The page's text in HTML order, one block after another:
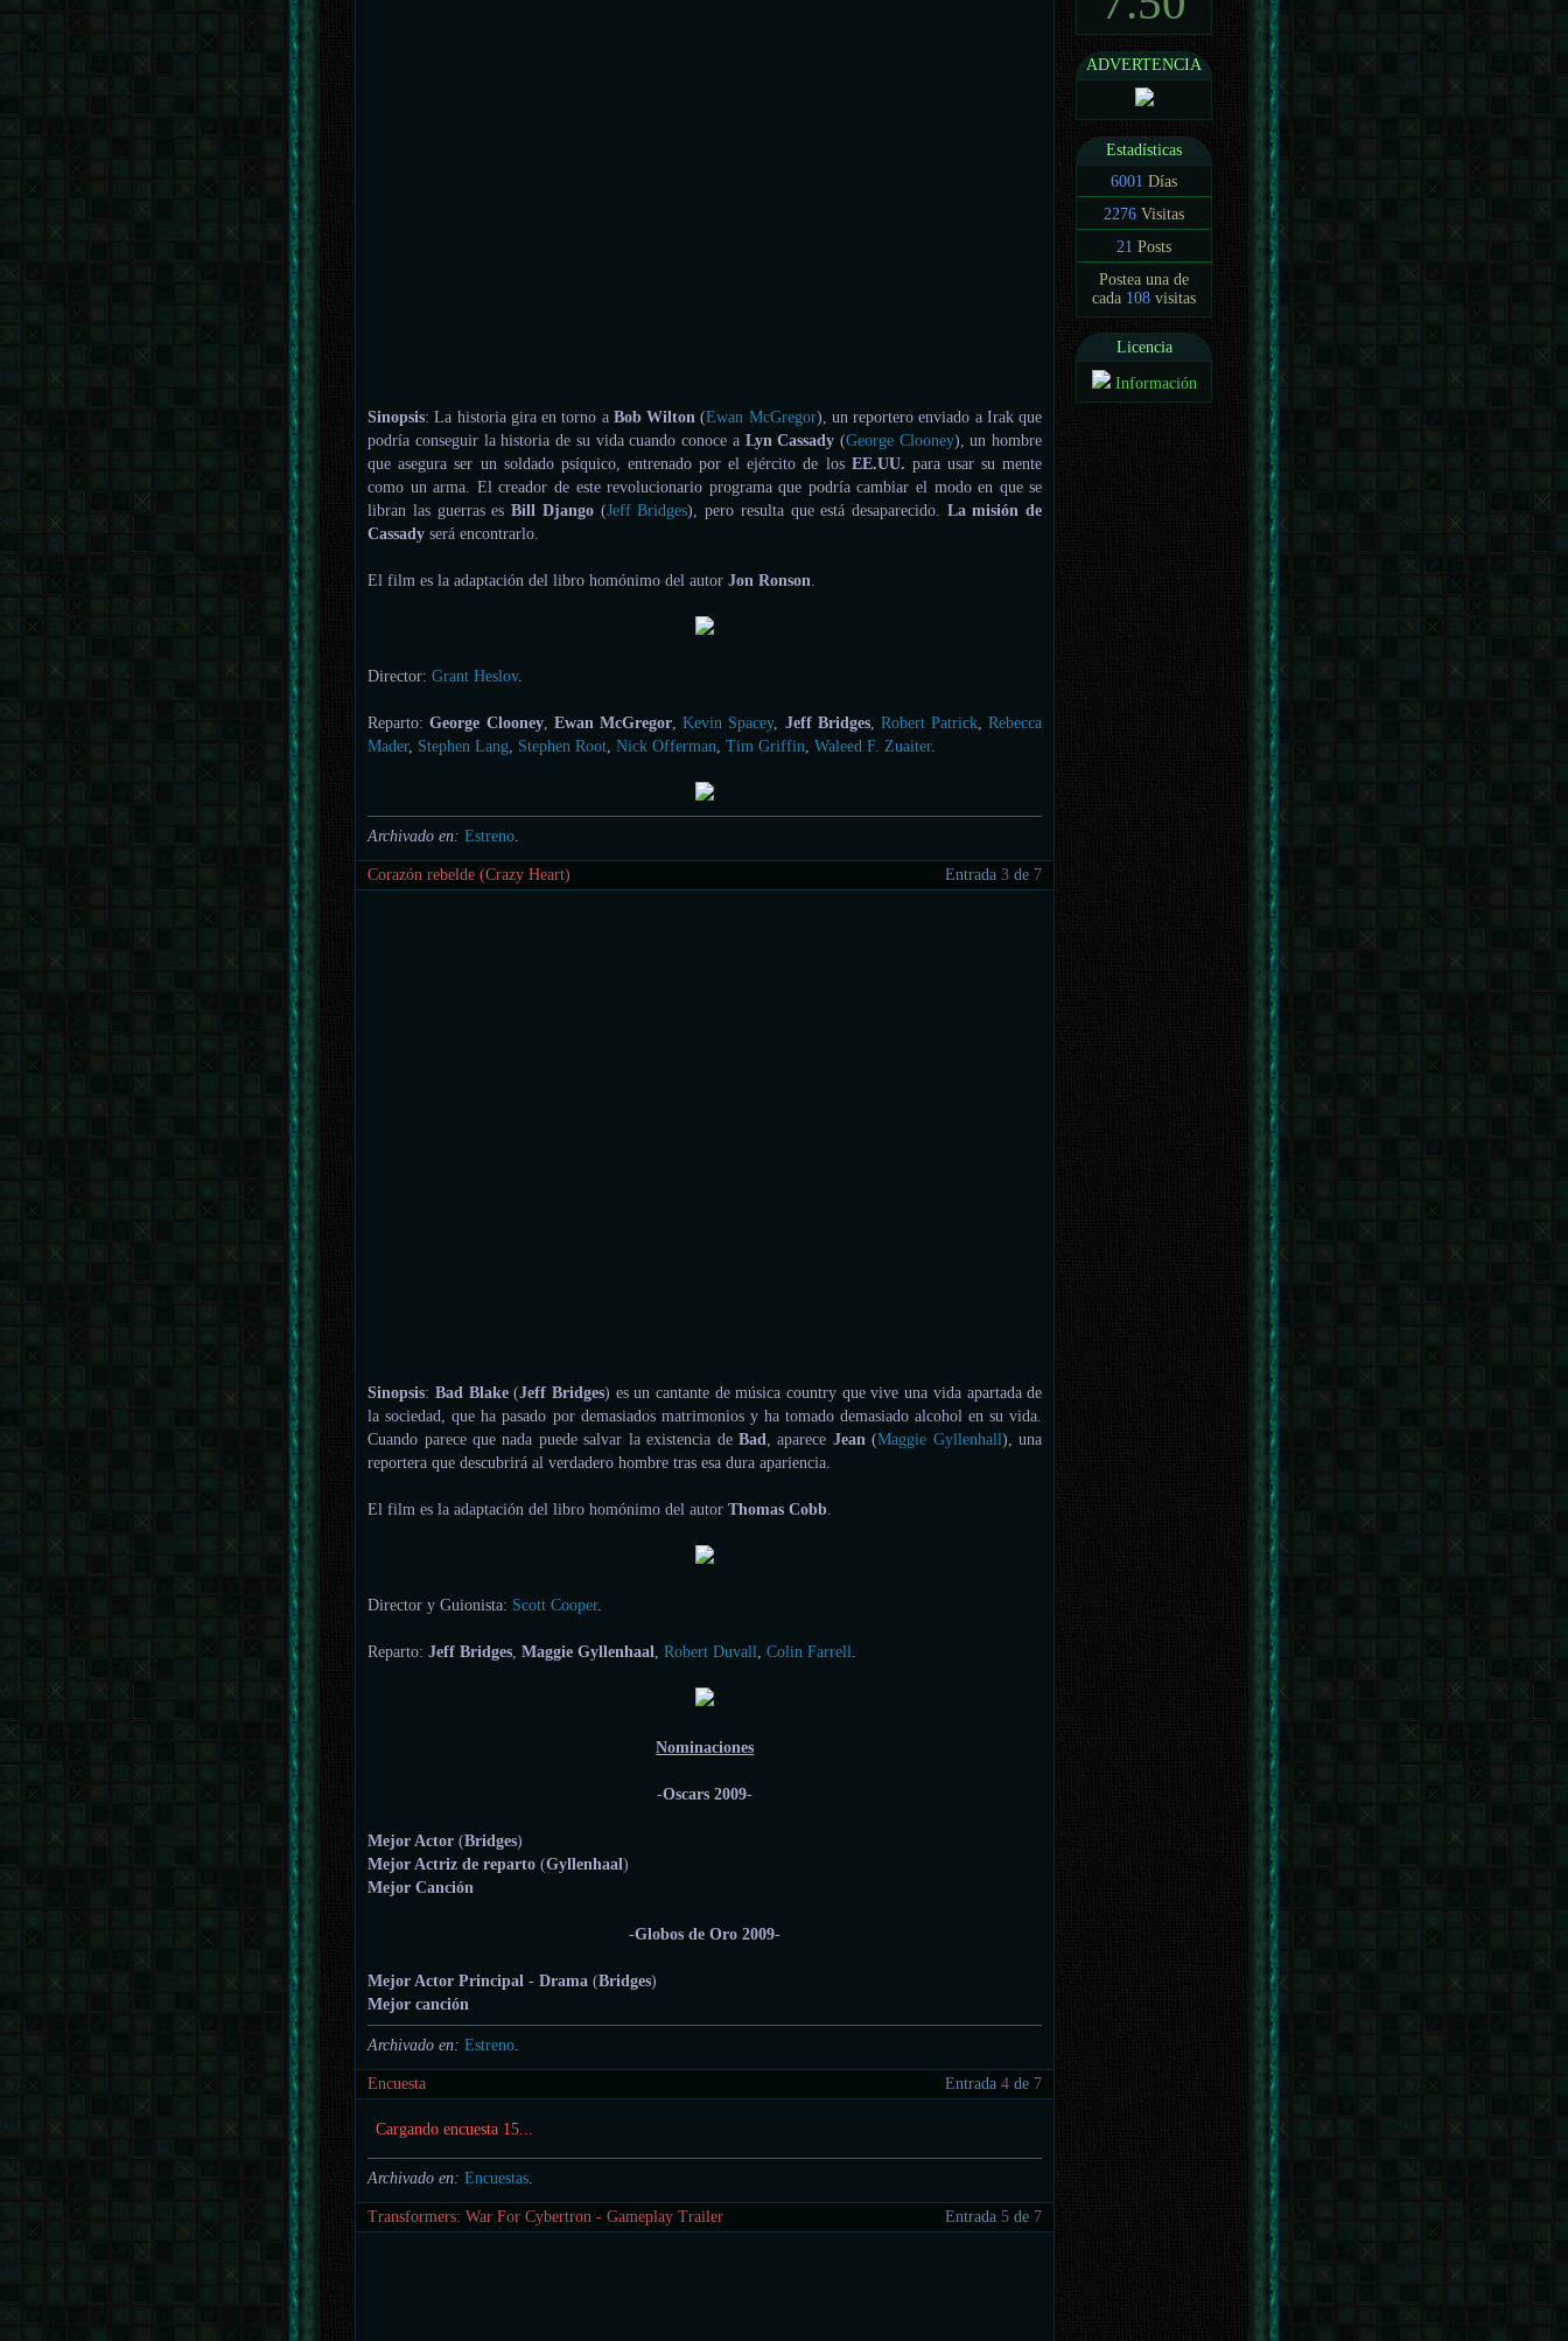
Sinopsis: La historia gira en torno a Bob Wilton (Ewan McGregor), un reportero enviado a Irak que
podría conseguir la historia de su vida cuando conoce a Lyn Cassady (George Clooney), un hombre
que asegura ser un soldado psíquico, entrenado por el ejército de los EE.UU. para usar su mente
como un arma. El creador de este revolucionario programa que podría cambiar el modo en que se
libran las guerras esBill Django(Jeff Bridges), pero resulta que está desaparecido. La misión de
Cassady será encontrarlo.
El film es la adaptación del libro homónimo del autorJon Ronson.
Director:Grant Heslov.
Reparto:George Clooney, Ewan McGregor,Kevin Spacey, Jeff Bridges, Robert Patrick,Rebecca
Mader, Stephen Lang, Stephen Root,Nick Offerman,Tim Griffin,Waleed F. Zuaiter.
Archivado en: Estreno
Corazón rebelde (Crazy Heart) Entrada3 de 7
Sinopsis: Bad Blake(Jeff Bridges) es un cantante de música country que vive una vida apartada de
la sociedad, que ha pasado por demasiados matrimonios y ha tomado demasiado alcohol en su vida.
Cuando parece que nada puede salvar la existencia deBad , aparece Jean (Maggie Gyllenhall), una
reportera que descubrirá al verdadero hombre tras esa dura apariencia.
El film es la adaptación del libro homónimo del autorThomas Cobb
Director y Guionista: Scott Cooper.
Reparto:Jeff Bridges ,Maggie Gyllenhaal ,Robert Duvall ,Colin Farrell
Nominaciones
-Oscars 2009-
Mejor Actor (Bridges)
Mejor Actriz de reparto (Gyllenhaal)
Mejor Canción
-Globos de Oro 2009-
Mejor Actor Principal -Drama (Bridges)
Mejor canción
Archivado en: Estreno
Encuesta Entrada4 de 7
Cargando encuesta 15...
Archivado en: Encuestas
Transformers: War For Cybertron - Gameplay Trailer Entrada 5 de 7
ADVERTENCIA
Estadísticas
6001 Días
2276 Visitas
21 Posts
Postea una de
cada 108 visitas
Licencia
Información